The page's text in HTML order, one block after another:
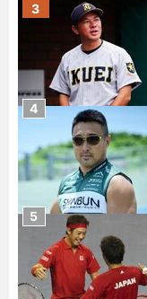
3
4
5